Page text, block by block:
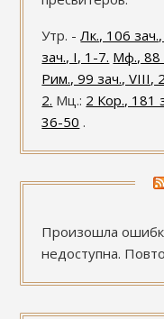
Утр. - Лк., 106
зач., I, 1-7. Мф., 88
Рим., 99 зач., VIII,
2. Мц.: 2 Кор., 181
36-50 .
Произошла
недоступна.